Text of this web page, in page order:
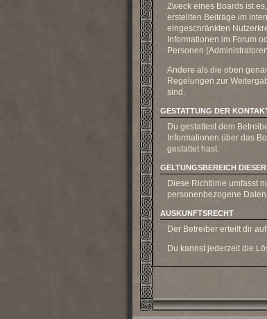
Zweck eines Boards ist
erstellten Beiträge im
eingeschränkten
Informationen im Forum
Personen
Andere als die oben
Regelungen zur
sind.
GESTATTUNG DER
Du gestattest dem
Informationen über das
gestattet hast.
GELTUNGSBEREICH
Diese Richtlinie umfasst
personenbezogene
AUSKUNFTSRECHT
Der Betreiber erteilt dir
Du kannst jederzeit die